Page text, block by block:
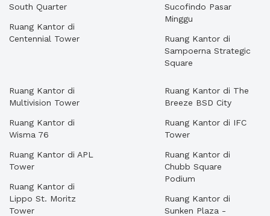
South Quarter
Ruang Kantor di
Centennial Tower
Sucofindo Pasar
Minggu
Ruang Kantor di
Sampoerna Strategic
Square
Ruang Kantor di
Multivision Tower
Ruang Kantor di
Wisma 76
Ruang Kantor di APL
Tower
Ruang Kantor di
Lippo St. Moritz
Tower
Ruang Kantor di The
Breeze BSD City
Ruang Kantor di IFC
Tower
Ruang Kantor di
Chubb Square
Podium
Ruang Kantor di
Sunken Plaza -